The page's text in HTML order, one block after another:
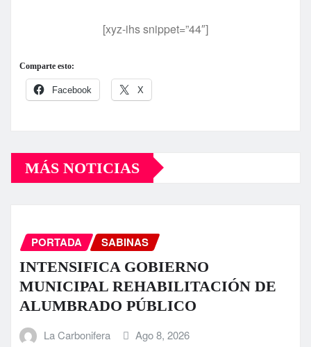
[xyz-ihs snippet=”44″]
Comparte esto:
Facebook X
MÁS NOTICIAS
PORTADA SABINAS
INTENSIFICA GOBIERNO
MUNICIPAL REHABILITACIÓN DE
ALUMBRADO PÚBLICO
La Carbonifera Ago 8, 2026